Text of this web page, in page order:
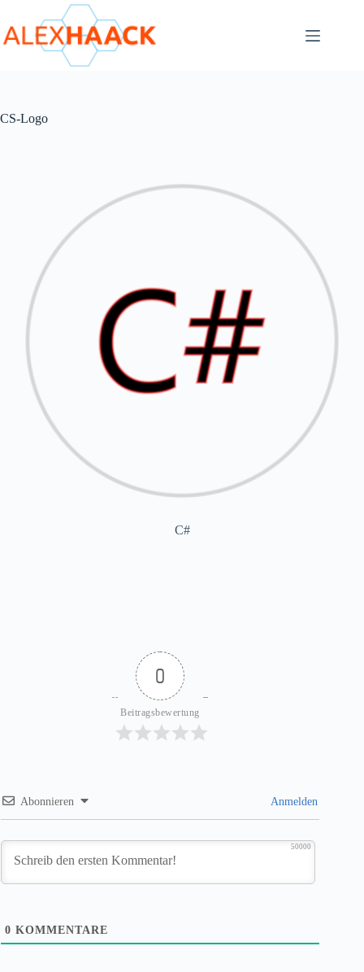
springen
CS-Logo
C#
0
Beitragsbewertung
Abonnieren Anmelden
50000
0 KOMMENTARE